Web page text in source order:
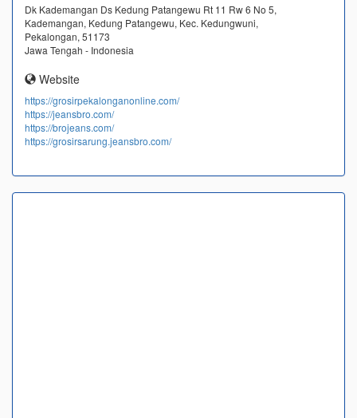
Dk Kademangan Ds Kedung Patangewu Rt 11 Rw 6 No 5,
Kademangan, Kedung Patangewu, Kec. Kedungwuni,
Pekalongan, 51173
Jawa Tengah - Indonesia
Website
https://grosirpekalonganonline.com/
https://jeansbro.com/
https://brojeans.com/
https://grosirsarung.jeansbro.com/